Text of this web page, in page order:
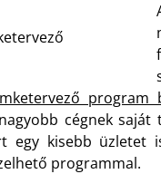
program
cégnek
egy kisebb üzletet
programmal.